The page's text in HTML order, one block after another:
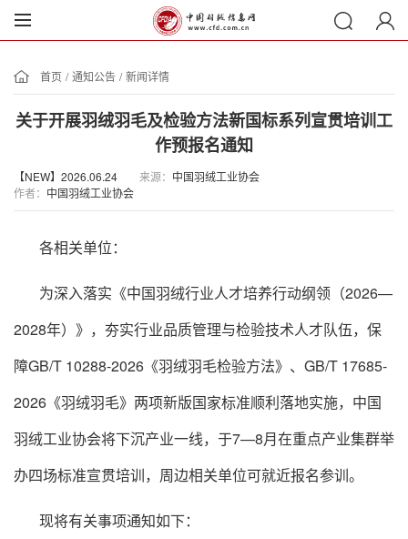
首页 / 通知公告 / 新闻详情
关于开展羽绒羽毛及检验方法新国标系列宣贯培训工
作预报名通知
【NEW】2026.06.24 来源： 中国羽绒工业协会
作者： 中国羽绒工业协会
各相关单位：
为深入落实《中国羽绒行业人才培养行动纲领（2026—
2028年）》，夯实行业品质管理与检验技术人才队伍，保
障GB/T 10288-2026《羽绒羽毛检验方法》、GB/T 17685-
2026《羽绒羽毛》两项新版国家标准顺利落地实施，中国
羽绒工业协会将下沉产业一线，于7—8月在重点产业集群举
办四场标准宣贯培训，周边相关单位可就近报名参训。
现将有关事项通知如下：